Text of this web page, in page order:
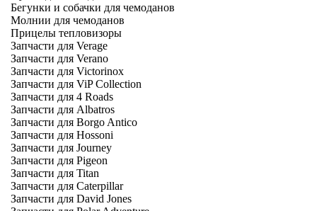
Бегунки и собачки для чемоданов
Молнии для чемоданов
Прицелы тепловизоры
Запчасти для Verage
Запчасти для Verano
Запчасти для Victorinox
Запчасти для ViP Collection
Запчасти для 4 Roads
Запчасти для Albatros
Запчасти для Borgo Antico
Запчасти для Hossoni
Запчасти для Journey
Запчасти для Pigeon
Запчасти для Titan
Запчасти для Caterpillar
Запчасти для David Jones